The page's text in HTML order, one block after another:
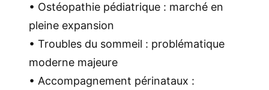
• Ostéopathie pédiatrique : marché en
pleine expansion
• Troubles du sommeil : problématique
moderne majeure
• Accompagnement périnataux :